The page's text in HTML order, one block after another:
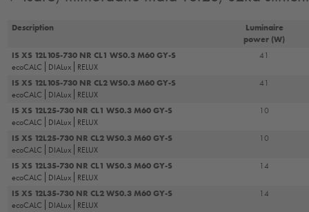
Description
Luminaire
power (W)
IS XS 12L105-730 NR CL1 WS0.3 M60 GY-S
ecoCALC
DIALux RELUX
41
IS XS 12L105-730 NR CL2 WS0.3 M60 GY-S
ecoCALC
DIALux RELUX
41
IS XS 12L25-730 NR CL1 WS0.3 M60 GY-S
ecoCALC
DIALux RELUX
10
IS XS 12L25-730 NR CL2 WS0.3 M60 GY-S
ecoCALC
DIALux RELUX
10
IS XS 12L35-730 NR CL1 WS0.3 M60 GY-S
ecoCALC
DIALux RELUX
14
IS XS 12L35-730 NR CL2 WS0.3 M60 GY-S
ecoCALC
DIALux RELUX
14